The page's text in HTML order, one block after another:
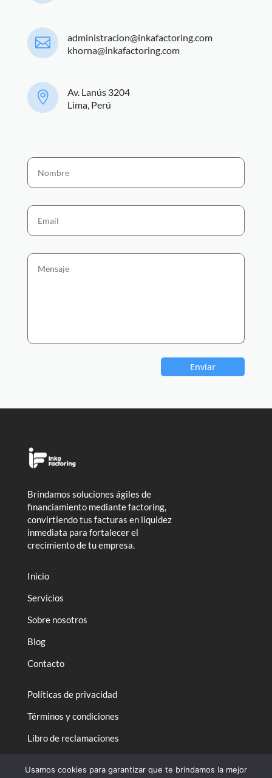

administracion@inkafactoring.com
khorna@inkafactoring.com

Av. Lanús 3204
Lima, Perú
Enviar
Brindamos soluciones ágiles de
financiamiento mediante factoring,
convirtiendo tus facturas en liquidez
inmediata para fortalecer el
crecimiento de tu empresa.
Inicio
Servicios
Sobre nosotros
Blog
Contacto
Políticas de privacidad
Términos y condiciones
Libro de reclamaciones
Usamos cookies para garantizar que te brindamos la mejor